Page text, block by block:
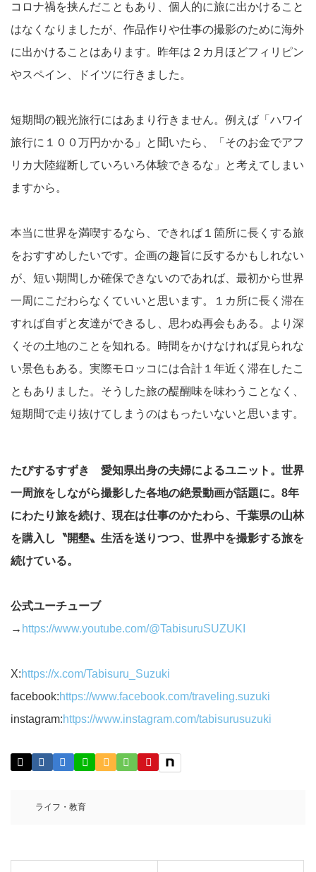
コロナ禍を挟んだこともあり、個人的に旅に出かけること
はなくなりましたが、作品作りや仕事の撮影のために海外
に出かけることはあります。昨年は２カ月ほどフィリピン
やスペイン、ドイツに行きました。
短期間の観光旅行にはあまり行きません。例えば「ハワイ
旅行に１００万円かかる」と聞いたら、「そのお金でアフ
リカ大陸縦断していろいろ体験できるな」と考えてしまい
ますから。
本当に世界を満喫するなら、できれば１箇所に長くする旅
をおすすめしたいです。企画の趣旨に反するかもしれない
が、短い期間しか確保できないのであれば、最初から世界
一周にこだわらなくていいと思います。１カ所に長く滞在
すれば自ずと友達ができるし、思わぬ再会もある。より深
くその土地のことを知れる。時間をかけなければ見られな
い景色もある。実際モロッコには合計１年近く滞在したこ
ともありました。そうした旅の醍醐味を味わうことなく、
短期間で走り抜けてしまうのはもったいないと思います。
たびするすずき 愛知県出身の夫婦によるユニット。世界
一周旅をしながら撮影した各地の絶景動画が話題に。8年
にわたり旅を続け、現在は仕事のかたわら、千葉県の山林
を購入し〝開墾〟生活を送りつつ、世界中を撮影する旅を
続けている。
公式ユーチューブ
→ https://www.youtube.com/@TabisuruSUZUKI
X:https://x.com/Tabisuru_Suzuki
facebook:https://www.facebook.com/traveling.suzuki
instagram:https://www.instagram.com/tabisurusuzuki
ライフ・教育